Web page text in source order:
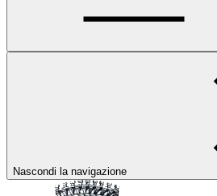
Nascondi la navigazione